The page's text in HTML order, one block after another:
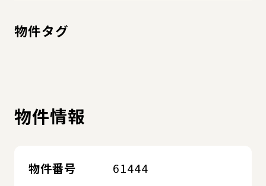
物件タグ
物件情報
物件番号 61444